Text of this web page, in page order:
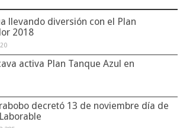
llevando diversión con el Plan
2018
activa Plan Tanque Azul en
decretó 13 de noviembre día de